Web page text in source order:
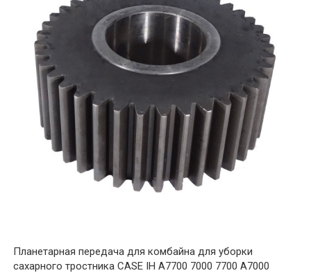
Планетарная передача для комбайна для уборки
сахарного тростника CASE IH A7700 7000 7700 A7000